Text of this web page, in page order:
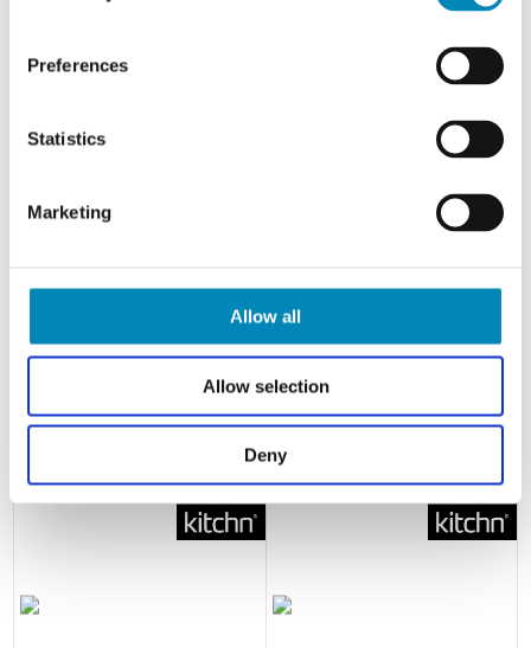
Preferences
Statistics
Marketing
Allow all
Allow selection
Deny
aftagelig reol , 3 hylder og 1
låge H:576 D:320 B:600
aftagelig reol , 2 hylder og 2
låger H:576 D:320 B:600